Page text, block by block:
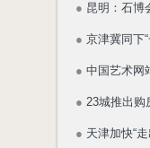
● 昆明：石博
● 京津冀同下
● 中国艺术网
● 23城推出购
● 天津加快“